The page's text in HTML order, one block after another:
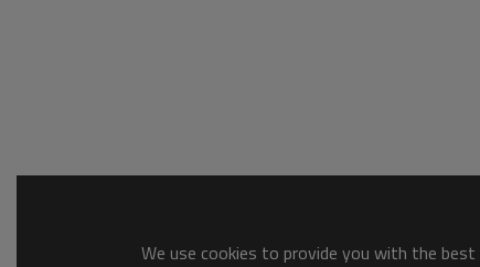
We use cookies to provide you with the